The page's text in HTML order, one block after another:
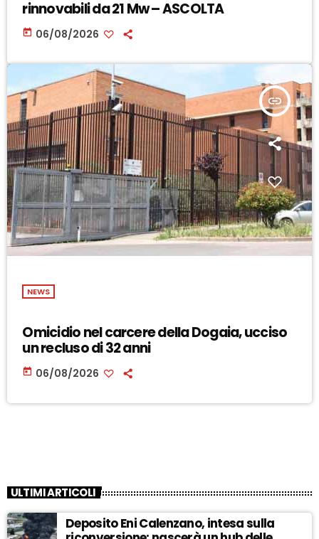
rinnovabili da 21 Mw – ASCOLTA
today 06/08/2026
insert_link
NEWS
Omicidio nel carcere della Dogaia, ucciso
un recluso di 32 anni
today 06/08/2026
ULTIMI ARTICOLI
Deposito Eni Calenzano, intesa sulla